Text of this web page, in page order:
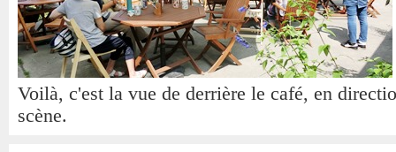
Voilà, c'est la vue de derrière le café, en
scène.